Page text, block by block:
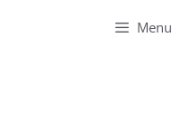
Menu